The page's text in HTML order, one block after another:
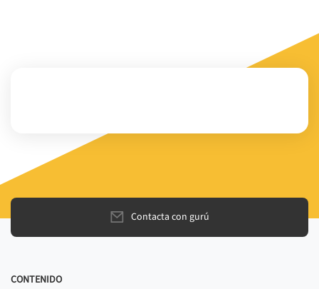
Contacta con gurú
CONTENIDO